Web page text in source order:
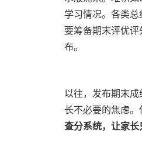
学习情况。各类
要筹备期末评优
布。
以往，发布期末
长不必要的焦虑。
查分系统，让家长